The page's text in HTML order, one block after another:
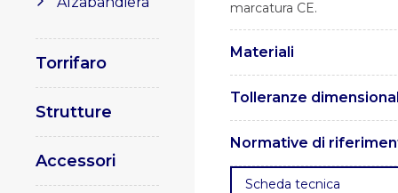
Torrifaro
Strutture
Accessori
marcatura CE.
Materiali
Tolleranze
Normative di
. UNI EN 1461 –
Scheda tecnica